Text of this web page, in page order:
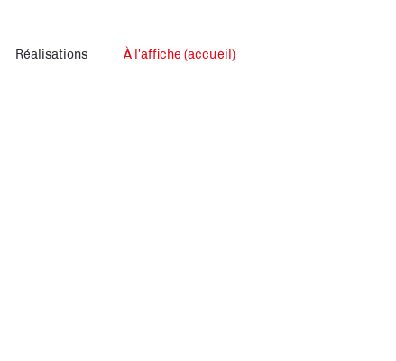
Réalisations À l'affiche (accueil)